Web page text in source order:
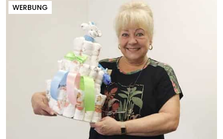
WERBUNG